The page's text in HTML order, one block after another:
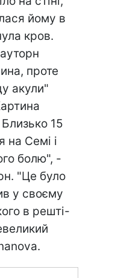
йому в
кров.
проте
акули"
15
на Семі і
болю", -
"Це було
у своєму
в решті-